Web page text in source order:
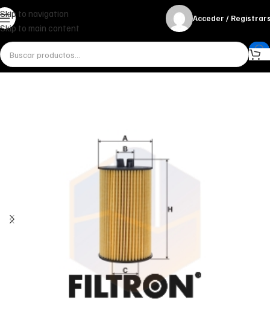
Skip to navigation
Skip to main content
Acceder /
InicioMiscelánea - otrosOtrosFILTRO DE ACEITE OE 682/9 FILTRON